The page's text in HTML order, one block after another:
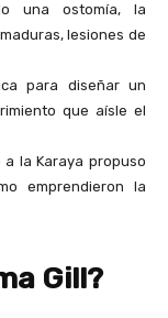
una ostomía, la
lesiones de
para diseñar un
que aísle el
la Karaya propuso
emprendieron la
Gill?